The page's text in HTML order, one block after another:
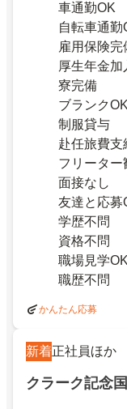
車通勤OK
自転車通勤
雇用保険完
厚生年金加
寮完備
ブランクOK
制服貸与
赴任旅費支
フリーター
面接なし
友達と応募
学歴不問
資格不問
職場見学OK
職歴不問
かんたん応募
新着正社員ほか
クラーク記念